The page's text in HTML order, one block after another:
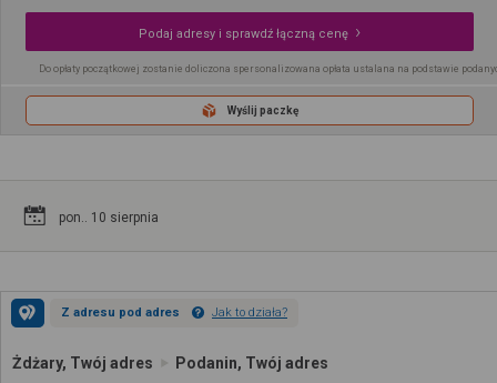
Podaj adresy i sprawdź łączną cenę
Do opłaty początkowej zostanie doliczona spersonalizowana opłata ustalana na podstawie
Wyślij paczkę
pon.. 10 sierpnia
Z adresu pod adres Jak to działa?
Żdżary, Twój adres Podanin, Twój adres